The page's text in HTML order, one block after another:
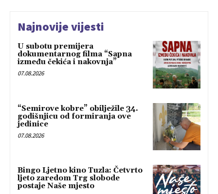
Najnovije vijesti
U subotu premijera
dokumentarnog filma “Sapna
između čekića i nakovnja”
07.08.2026
“Semirove kobre” obilježile 34.
godišnjicu od formiranja ove
jedinice
07.08.2026
Bingo Ljetno kino Tuzla: Četvrto
ljeto zaredom Trg slobode
postaje Naše mjesto